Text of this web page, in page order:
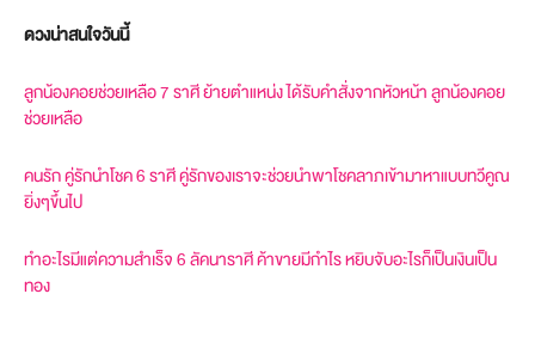
ดวงน่าสนใจวันนี้
ลูกน้องคอยช่วยเหลือ 7 ราศี ย้ายตำแหน่ง ได้รับคำสั่งจากหัวหน้า ลูกน้องคอย
ช่วยเหลือ
คนรัก คู่รักนำโชค 6 ราศี คู่รักของเราจะช่วยนำพาโชคลาภเข้ามาหาแบบทวีคูณ
ยิ่งๆขึ้นไป
ทำอะไรมีแต่ความสำเร็จ 6 ลัคนาราศี ค้าขายมีกำไร หยิบจับอะไรก็เป็นเงินเป็น
ทอง